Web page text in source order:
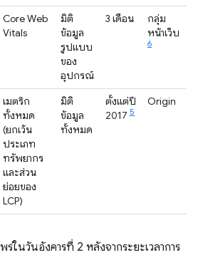
Core Web
Vitals
มิติ
ข้อมูล
รูปแบบ
ของ
อุปกรณ์
3 เดือน
กลุ่ม
หน้าเว็บ
6
เมตริก
ทั้งหมด
(ยกเว้น
ประเภท
ทรัพยากร
และส่วน
ย่อยของ
LCP)
มิติ
ข้อมูล
ทั้งหมด
ตั้งแต่ปี
2017 5
Origin
ในวันอังคารที่ 2 หลังจากระยะเวลาการ